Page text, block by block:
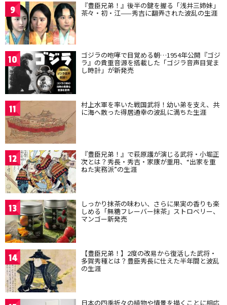
9 『豊臣兄弟！』後半の鍵を握る「浅井三姉妹」
茶々・初・江——秀吉に翻弄された波乱の生涯
10 ゴジラの咆哮で目覚める朝…1954年公開『ゴジ
ラ』の貴重音源を搭載した「ゴジラ音声目覚ま
し時計」が新発売
11 村上水軍を率いた戦国武将！幼い弟を支え、共
に海へ散った得居通幸の波乱に満ちた生涯
12 『豊臣兄弟！』で萩原護が演じる武将・小堀正
次とは？秀長・秀吉・家康が重用、“出家を重
ねた実務派”の生涯
13 しっかり抹茶の味わい、さらに果実の香りも楽
しめる「無糖フレーバー抹茶」ストロベリー、
マンゴー新発売
14 【豊臣兄弟！】2度の改易から復活した武将・
多賀秀種とは？豊臣秀長に仕えた半年間と波乱
の生涯
日本の四季折々の植物や情景を描くことに相応